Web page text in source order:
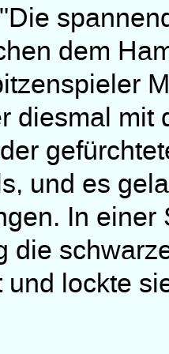
dem
diesmal mit
und es
In einer
die
und lockte